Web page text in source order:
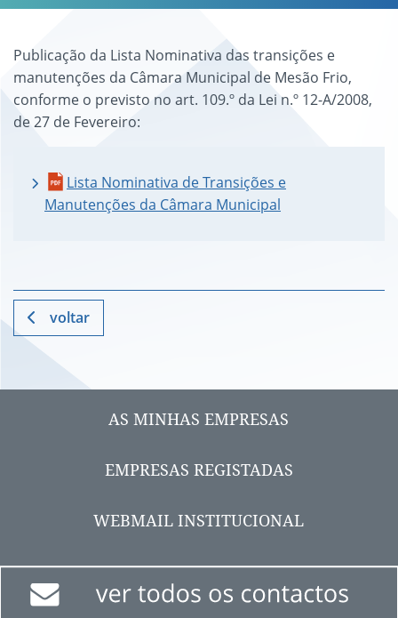
Publicação da Lista Nominativa das transições e
manutenções da Câmara Municipal de Mesão Frio,
conforme o previsto no art. 109.º da Lei n.º 12-A/2008,
de 27 de Fevereiro:
Lista Nominativa de Transições e
Manutenções da Câmara Municipal
voltar
AS MINHAS EMPRESAS
EMPRESAS REGISTADAS
WEBMAIL INSTITUCIONAL